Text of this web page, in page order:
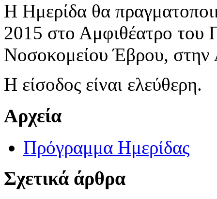
Η Ημερίδα θα
2015 στο Αμφιθέατρο του
Νοσοκομείου Έβρου, στην
Η είσοδος είναι ελεύθερη.
Αρχεία
Πρόγραμμα Ημερίδας
Σχετικά άρθρα